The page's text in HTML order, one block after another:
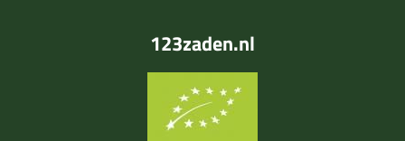
123zaden.nl